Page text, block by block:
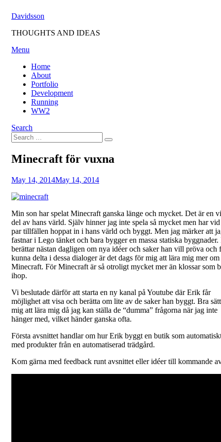
Davidsson
THOUGHTS AND IDEAS
Menu
Home
About
Portfolio
Development
Running
WW2
Search
Search
for:
Search
Minecraft för vuxna
byFredrik
Posted
May 14, 2014May 14, 2014
Min son har spelat Minecraft ganska länge och mycket. Det är en
del av hans värld. Själv hinner jag inte spela så mycket men har
par tillfällen hoppat in i hans värld och byggt. Men jag märker att
fastnar i Lego tänket och bara bygger en massa statiska
berättar nästan dagligen om nya idéer och saker han vill pröva och
kunna delta i dessa dialoger är det dags för mig att lära mig mer om
Minecraft. För Minecraft är så otroligt mycket mer än klossar som
ihop.
Vi beslutade därför att starta en ny kanal på Youtube där Erik får
möjlighet att visa och berätta om lite av de saker han byggt. Bra
mig att lära mig då jag kan ställa de “dumma” frågorna när jag inte
hänger med, vilket händer ganska ofta.
Första avsnittet handlar om hur Erik byggt en butik som
med produkter från en automatiserad trädgård.
Kom gärna med feedback runt avsnittet eller idéer till kommande